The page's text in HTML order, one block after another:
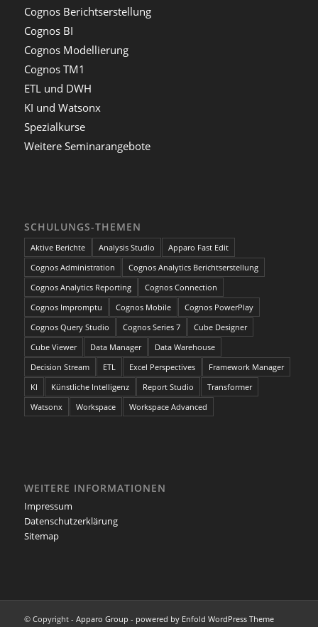
Cognos Berichtserstellung
Cognos BI
Cognos Modellierung
Cognos TM1
ETL und DWH
KI und Watsonx
Spezialkurse
Weitere Seminarangebote
SCHULUNGS-THEMEN
Aktive Berichte Analysis Studio
Apparo Fast Edit
Cognos Administration
Cognos Analytics Berichtserstellung
Cognos Analytics Reporting
Cognos Connection
Cognos Impromptu
Cognos Mobile
Cognos PowerPlay
Cognos Query Studio
Cognos Series 7
Cube Designer
Cube Viewer
Data Manager
Data Warehouse
Decision Stream
ETL Excel Perspectives
Framework Manager
KI
Künstliche Intelligenz Report Studio
Transformer
Watsonx
Workspace Workspace Advanced
WEITERE INFORMATIONEN
Impressum
Datenschutzerklärung
Sitemap
© Copyright - Apparo Group - powered by Enfold WordPress Theme